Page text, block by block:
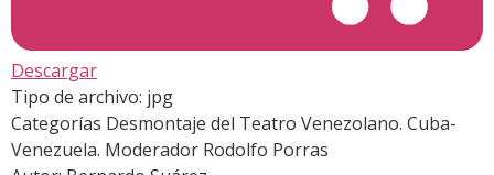
Descargar
Tipo de archivo: jpg
Categorías Desmontaje del Teatro Venezolano. Cuba-
Venezuela. Moderador Rodolfo Porras